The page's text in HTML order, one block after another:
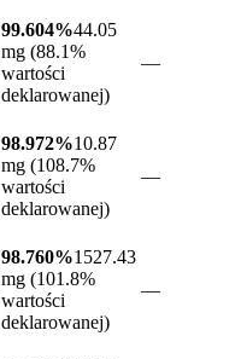
99.604%44.05
mg (88.1%
wartości
deklarowanej)
—
98.972%10.87
mg (108.7%
wartości
deklarowanej)
—
98.760%1527.43
mg (101.8%
wartości
deklarowanej)
—